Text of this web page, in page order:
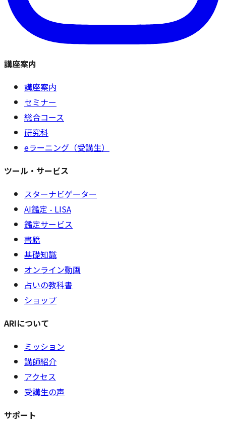
講座案内
講座案内
セミナー
総合コース
研究科
eラーニング（受講生）
ツール・サービス
スターナビゲーター
AI鑑定 - LISA
鑑定サービス
書籍
基礎知識
オンライン動画
占いの教科書
ショップ
ARIについて
ミッション
講師紹介
アクセス
受講生の声
サポート